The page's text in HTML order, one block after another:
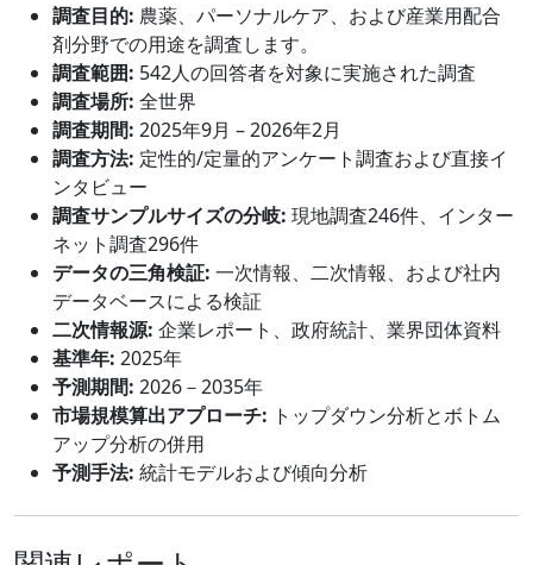
調査目的: 農薬、パーソナルケア、および産業用配合
剤分野での用途を調査します。
調査範囲: 542人の回答者を対象に実施された調査
調査場所: 全世界
調査期間: 2025年9月 – 2026年2月
調査方法: 定性的/定量的アンケート調査および直接イ
ンタビュー
調査サンプルサイズの分岐: 現地調査246件、インター
ネット調査296件
データの三角検証: 一次情報、二次情報、および社内
データベースによる検証
二次情報源: 企業レポート、政府統計、業界団体資料
基準年: 2025年
予測期間: 2026－2035年
市場規模算出アプローチ: トップダウン分析とボトム
アップ分析の併用
予測手法: 統計モデルおよび傾向分析